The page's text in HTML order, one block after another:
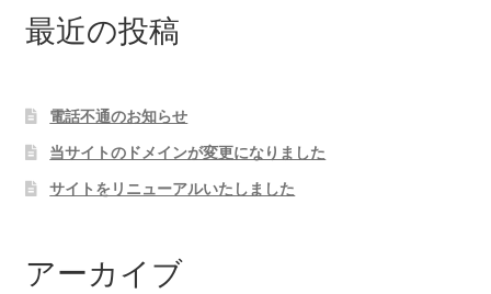
最近の投稿
電話不通のお知らせ
当サイトのドメインが変更になりました
サイトをリニューアルいたしました
アーカイブ